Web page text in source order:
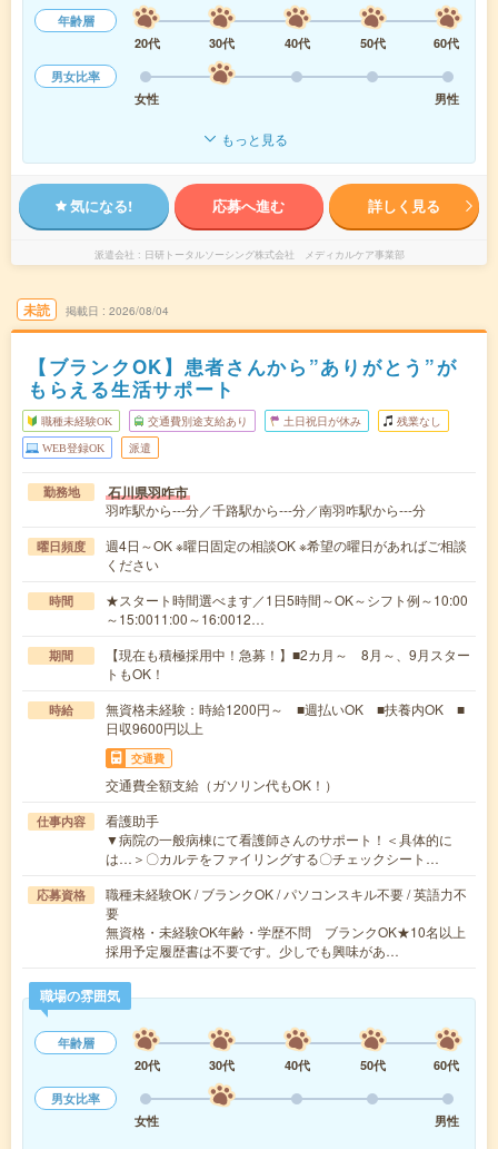
年齢層
20代
30代 40代 50代
60代
男女比率
女性
男性
もっと見る
気になる! 応募へ進む 詳しく見る
派遣会社 日研トータルソーシング株式会社 メディカルケア事業部
未読 掲載日 2026/08/04
【ブランクOK】患者さんから”ありがとう”が
もらえる生活サポート
職種未経験OK 交通費別途支給あり 土日祝日が休み 残業なし
WEB登録OK 派遣
勤務地 石川県羽咋市
羽咋駅から---分／千路駅から---分／南羽咋駅から---分
曜日頻度
週4日～OK ※曜日固定の相談OK ※希望の曜日があればご相談
ください
時間
★スタート時間選べます／1日5時間～OK～シフト例～10:00
～15:0011:00～16:0012…
期間
【現在も積極採用中！急募！】■2カ月～ 8月～、9月スター
トもOK！
時給
無資格未経験：時給1200円～ ■週払いOK ■扶養内OK ■
日収9600円以上
交通費
交通費全額支給（ガソリン代もOK！）
仕事内容
看護助手
▼病院の一般病棟にて看護師さんのサポート！＜具体的に
は…＞〇カルテをファイリングする〇チェックシート…
応募資格
職種未経験OK / ブランクOK / パソコンスキル不要 / 英語力不
要
無資格・未経験OK年齢・学歴不問 ブランクOK★10名以上
採用予定履歴書は不要です。少しでも興味があ…
職場の雰囲気
年齢層
20代
30代 40代 50代
60代
男女比率
女性
男性